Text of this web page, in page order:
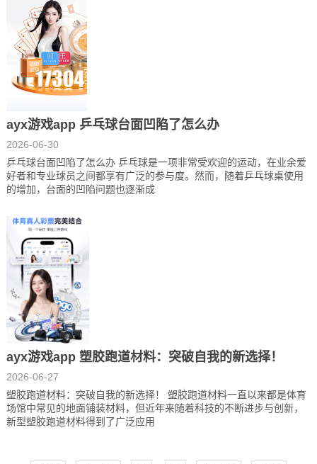
ayx游戏app 乒乓球台面凹陷了怎么办
2026-06-30
乒乓球台面凹陷了怎么办 乒乓球是一项非常受欢迎的运动，在业余爱
好者和专业球员之间都享有广泛的参与度。然而，随着乒乓球桌使用
的增加，台面的凹陷问题也逐渐成
ayx游戏app 塑胶跑道材料：突破自我的新选择！
2026-06-27
塑胶跑道材料：突破自我的新选择！ 塑胶跑道材料一直以来都是体育
场馆中常见的地面铺装材料，但近年来随着科技的不断进步与创新，
新型塑胶跑道材料得到了广泛应用